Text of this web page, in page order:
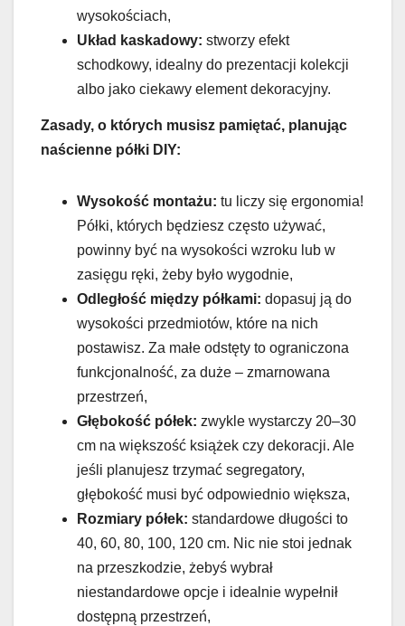
wysokościach,
Układ kaskadowy: stworzy efekt
schodkowy, idealny do prezentacji kolekcji
albo jako ciekawy element dekoracyjny.
Zasady, o których musisz pamiętać, planując
naścienne półki DIY:
Wysokość montażu: tu liczy się ergonomia!
Półki, których będziesz często używać,
powinny być na wysokości wzroku lub w
zasięgu ręki, żeby było wygodnie,
Odległość między półkami: dopasuj ją do
wysokości przedmiotów, które na nich
postawisz. Za małe odstęty to ograniczona
funkcjonalność, za duże – zmarnowana
przestrzeń,
Głębokość półek: zwykle wystarczy 20–30
cm na większość książek czy dekoracji. Ale
jeśli planujesz trzymać segregatory,
głębokość musi być odpowiednio większa,
Rozmiary półek: standardowe długości to
40, 60, 80, 100, 120 cm. Nic nie stoi jednak
na przeszkodzie, żebyś wybrał
niestandardowe opcje i idealnie wypełnił
dostępną przestrzeń,